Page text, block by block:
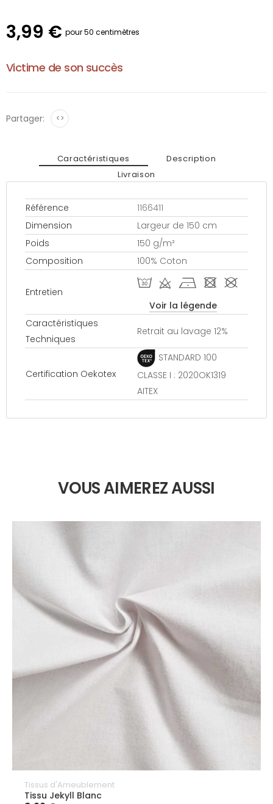
3,99 € pour 50 centimètres
Victime de son succès
Partager: <>
Caractéristiques
Description
Livraison
Référence
1166411
Dimension
Largeur de 150 cm
Poids
150 g/m²
Composition
100% Coton
Entretien
T d h - #
Voir la légende
Caractéristiques
Techniques
Retrait au lavage 12%
Certification Oekotex
STANDARD 100
CLASSE I : 2020OK1319
AITEX
VOUS AIMEREZ AUSSI
Tissus d'Ameublement
Tissu Jekyll Blanc